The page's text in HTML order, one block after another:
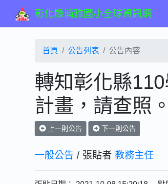
彰化縣湳雅國小全球資訊網
首頁 公告列表 公告內容
轉知彰化縣
計畫，請查照
上一則公告 下一則公告
一般公告 / 張貼者 教務主任